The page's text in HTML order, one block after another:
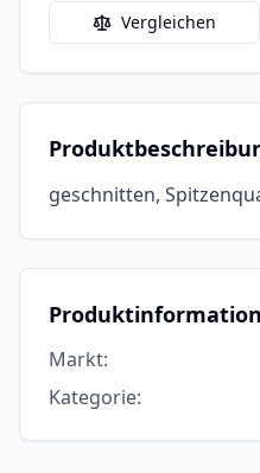
Vergleichen
geschnitten,
Markt:
Kategorie: